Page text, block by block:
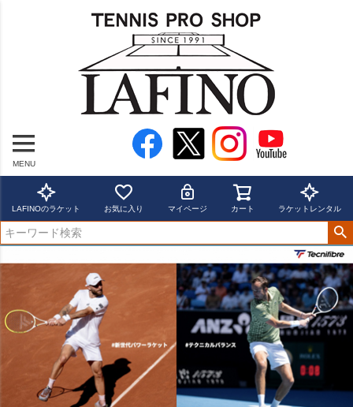
MENU
LAFINOのラケット お気に入り マイページ カート ラケットレンタル